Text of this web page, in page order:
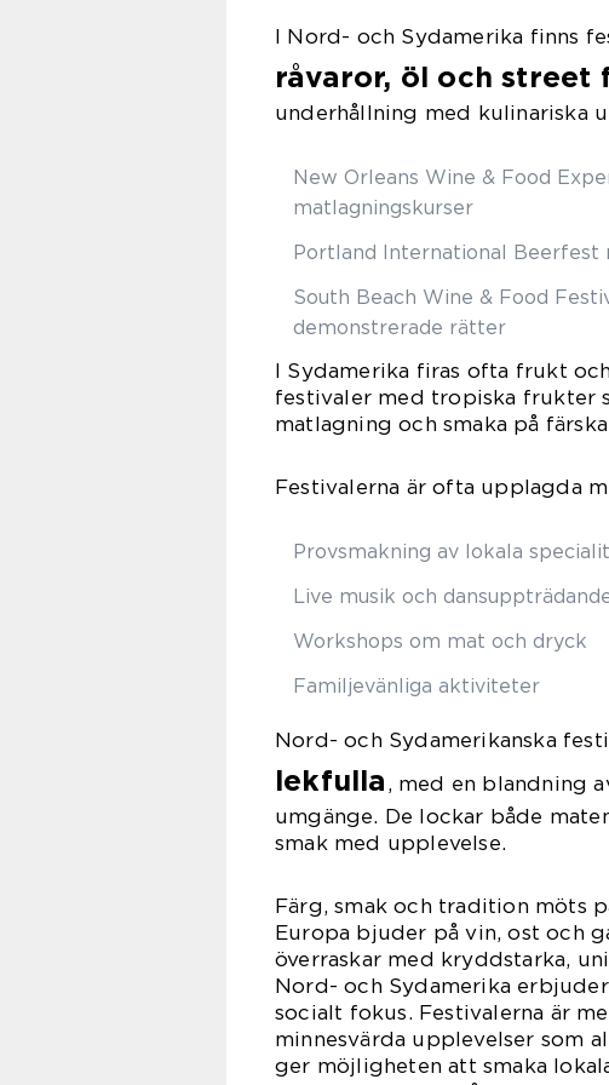
I Nord- och Sydamerika finns
råvaror, öl och street
underhållning med kulinariska
New Orleans Wine & Food
matlagningskurser
Portland International Beerfest
South Beach Wine & Food
demonstrerade rätter
I Sydamerika firas ofta frukt
festivaler med tropiska frukter
matlagning och smaka på
Festivalerna är ofta upplagda
Provsmakning av lokala
Live musik och
Workshops om mat och dryck
Familjevänliga aktiviteter
Nord- och Sydamerikanska
lekfulla , med en blandning
umgänge. De lockar både
smak med upplevelse.
Färg, smak och tradition möts
Europa bjuder på vin, ost och
överraskar med kryddstarka,
Nord- och Sydamerika
socialt fokus. Festivalerna är
minnesvärda upplevelser som
ger möjligheten att smaka